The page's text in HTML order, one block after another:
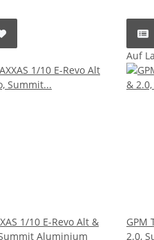
1/10 E-Revo Alt &
Aluminium
Auf
GPM
2.0,